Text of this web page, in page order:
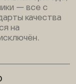
— все с
качества
на